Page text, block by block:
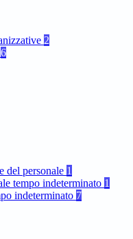
2
6
del personale 1
tempo indeterminato 1
indeterminato 7